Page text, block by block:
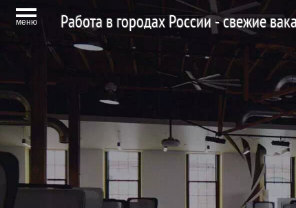
меню Работа в городах России - свежие